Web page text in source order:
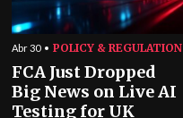
Abr 30 POLICY & REGULATION
FCA Just Dropped
Big News on Live AI
Testing for UK